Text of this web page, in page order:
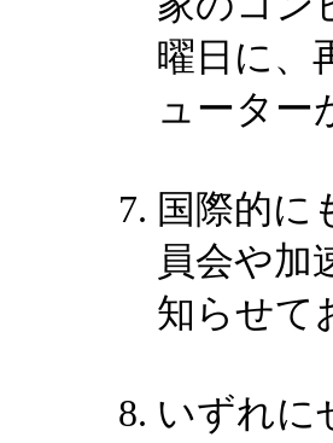
曜日に、
ューター
国際的に
員会や加
知らせて
いずれに